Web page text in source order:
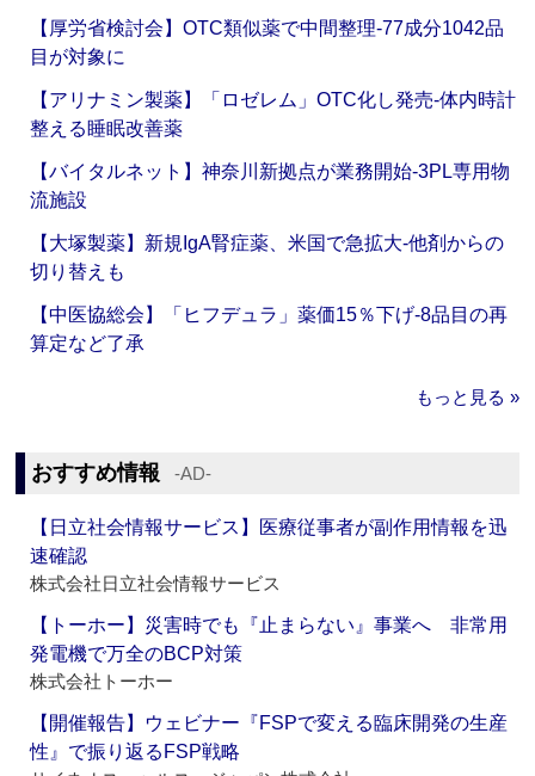
【厚労省検討会】OTC類似薬で中間整理‐77成分1042品
目が対象に
【アリナミン製薬】「ロゼレム」OTC化し発売‐体内時計
整える睡眠改善薬
【バイタルネット】神奈川新拠点が業務開始‐3PL専用物
流施設
【大塚製薬】新規IgA腎症薬、米国で急拡大‐他剤からの
切り替えも
【中医協総会】「ヒフデュラ」薬価15％下げ‐8品目の再
算定など了承
もっと見る »
おすすめ情報 ‐AD‐
【日立社会情報サービス】医療従事者が副作用情報を迅
速確認
株式会社日立社会情報サービス
【トーホー】災害時でも『止まらない』事業へ 非常用
発電機で万全のBCP対策
株式会社トーホー
【開催報告】ウェビナー『FSPで変える臨床開発の生産
性』で振り返るFSP戦略